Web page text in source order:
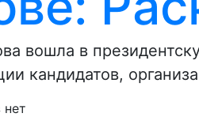
вошла в
кандидатов,
нет